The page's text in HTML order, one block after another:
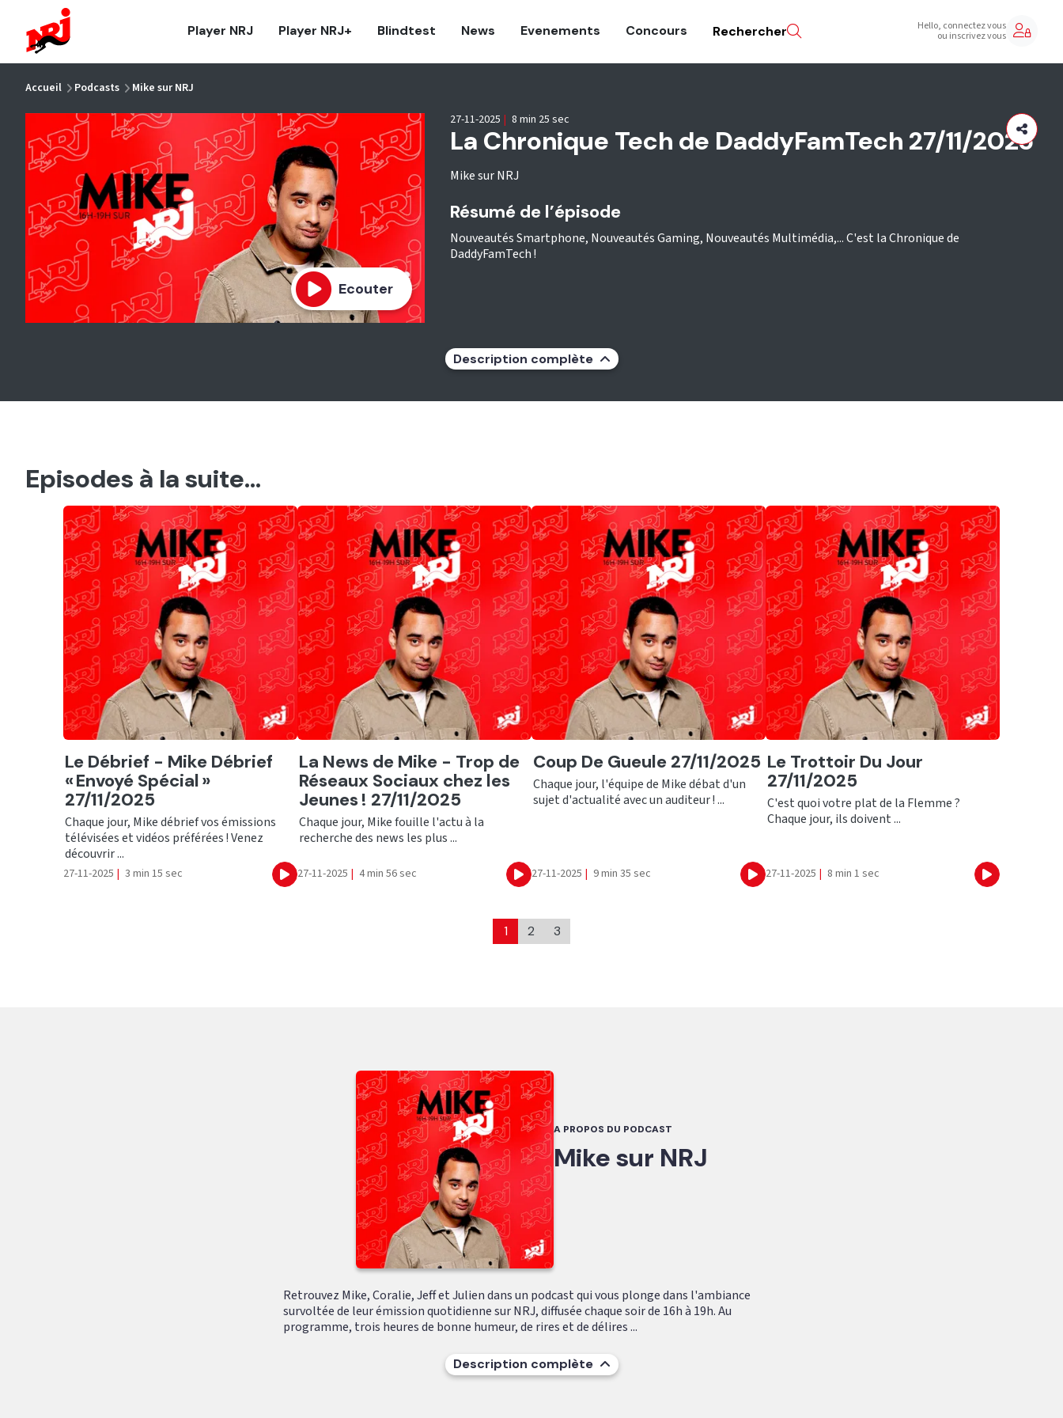
Player NRJ Player NRJ+ Blindtest News Evenements Concours Rechercher Hello, connectez vous
ou inscrivez vous
Accueil Podcasts Mike sur NRJ
Ecouter
La Chronique Tech de DaddyFamTech 27/11/2025
Mike sur NRJ
27-11-2025 | 8 min 25 sec
Résumé de l’épisode
Nouveautés Smartphone, Nouveautés Gaming, Nouveautés Multimédia,... C'est la Chronique de
DaddyFamTech !
Description complète
Episodes à la suite...
Ecouter
Le Débrief - Mike Débrief
« Envoyé Spécial »
27/11/2025
Chaque jour, Mike débrief vos émissions
télévisées et vidéos préférées ! Venez
découvrir ...
27-11-2025 | 3 min 15 sec Ecouter
Ecouter
La News de Mike - Trop de
Réseaux Sociaux chez les
Jeunes ! 27/11/2025
Chaque jour, Mike fouille l'actu à la
recherche des news les plus ...
27-11-2025 | 4 min 56 sec Ecouter
Ecouter
Coup De Gueule 27/11/2025
Chaque jour, l'équipe de Mike débat d'un
sujet d'actualité avec un auditeur ! ...
27-11-2025 | 9 min 35 sec Ecouter
Ecouter
Le Trottoir Du Jour
27/11/2025
C'est quoi votre plat de la Flemme ?
Chaque jour, ils doivent ...
27-11-2025 | 8 min 1 sec Ecouter
1 2 3
A PROPOS DU PODCAST
Mike sur NRJ
Retrouvez Mike, Coralie, Jeff et Julien dans un podcast qui vous plonge dans l'ambiance
survoltée de leur émission quotidienne sur NRJ, diffusée chaque soir de 16h à 19h. Au
programme, trois heures de bonne humeur, de rires et de délires ...
Description complète